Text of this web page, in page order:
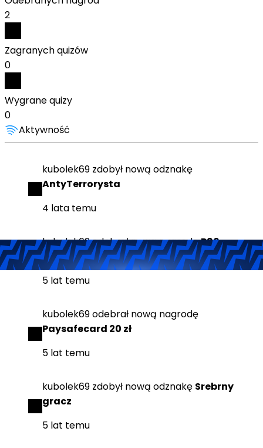
2
Zagranych quizów
0
Wygrane quizy
0
Aktywność
kubolek69 zdobył nową odznakę
AntyTerrorysta
4 lata temu
kubolek69odebrałnową nagrodęP90
(StatTrak™) | Ponurak
5 lat temu
kubolek69odebrał nową nagrodę
Paysafecard 20 zł
5 lat temu
kubolek69 zdobył nową odznakę Srebrny
gracz
5 lat temu